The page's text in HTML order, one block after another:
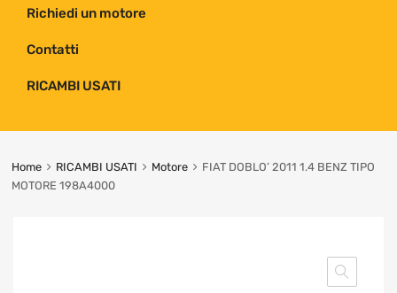
Richiedi un motore
Contatti
RICAMBI USATI
Home RICAMBI USATI Motore
FIAT DOBLO’ 2011 1.4 BENZ TIPO
MOTORE 198A4000